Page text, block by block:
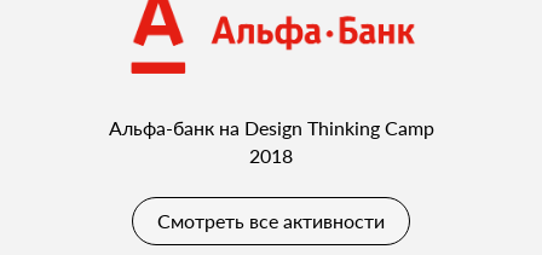
Смотреть все активности
Альфа-банк на Design Thinking Camp
2018